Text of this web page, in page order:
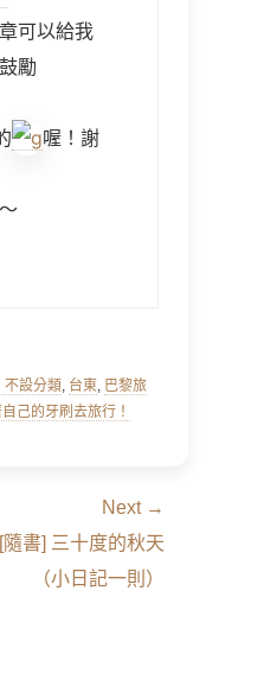
可以給我
勵
喔！謝
不設分類, 台東, 巴黎旅
己的牙刷去旅行！
Next →
[隨書] 三十度的秋天
（小日記一則）